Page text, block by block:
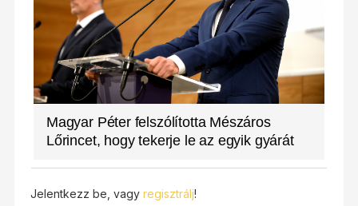
Magyar Péter felszólította Mészáros
Lőrincet, hogy tekerje le az egyik gyárát
Jelentkezz be, vagy regisztrálj!